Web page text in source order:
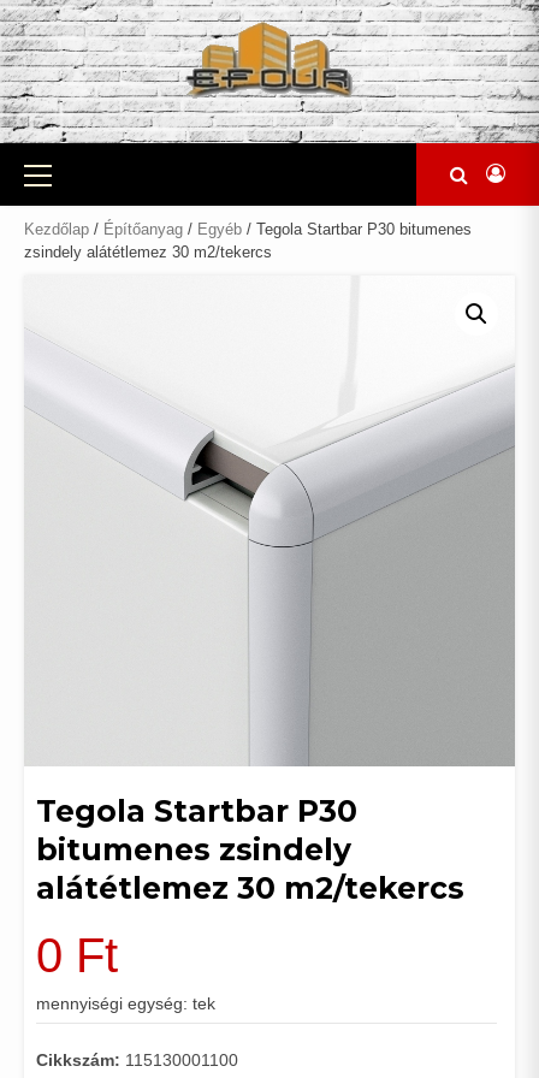
Skip
to
content
Primary
Menu
Kezdőlap / Építőanyag / Egyéb / Tegola Startbar P30 bitumenes
zsindely alátétlemez 30 m2/tekercs
Tegola Startbar P30
bitumenes zsindely
alátétlemez 30 m2/tekercs
0 Ft
mennyiségi egység: tek
Cikkszám: 115130001100